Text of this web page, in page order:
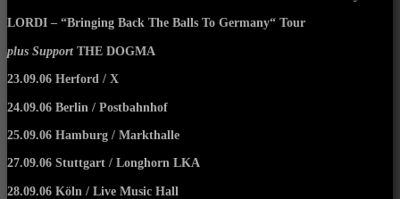
LORDI – “Bringing Back The Balls To Germany“ Tour
plus Support THE DOGMA
23.09.06 Herford / X
24.09.06 Berlin / Postbahnhof
25.09.06 Hamburg / Markthalle
27.09.06 Stuttgart / Longhorn LKA
28.09.06 Köln / Live Music Hall